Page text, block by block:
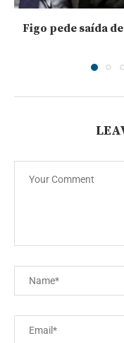
Figo pede saída